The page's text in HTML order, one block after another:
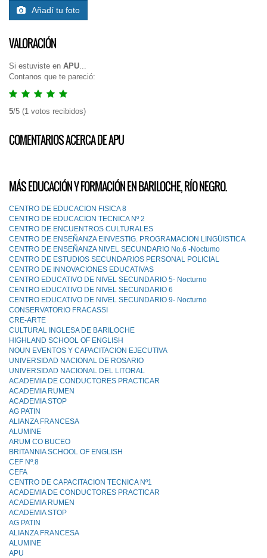
Añadí tu foto
VALORACIÓN
Si estuviste en APU...
Contanos que te pareció:
5/5 (1 votos recibidos)
COMENTARIOS ACERCA DE APU
MÁS EDUCACIÓN Y FORMACIÓN EN BARILOCHE, RÍO NEGRO.
CENTRO DE EDUCACION FISICA 8
CENTRO DE EDUCACION TECNICA Nº 2
CENTRO DE ENCUENTROS CULTURALES
CENTRO DE ENSEÑANZA EINVESTIG. PROGRAMACION LINGÜISTICA
CENTRO DE ENSEÑANZA NIVEL SECUNDARIO No.6 -Noctumo
CENTRO DE ESTUDIOS SECUNDARIOS PERSONAL POLICIAL
CENTRO DE INNOVACIONES EDUCATIVAS
CENTRO EDUCATIVO DE NIVEL SECUNDARIO 5- Nocturno
CENTRO EDUCATIVO DE NIVEL SECUNDARIO 6
CENTRO EDUCATIVO DE NIVEL SECUNDARIO 9- Nocturno
CONSERVATORIO FRACASSI
CRE-ARTE
CULTURAL INGLESA DE BARILOCHE
HIGHLAND SCHOOL OF ENGLISH
NOUN EVENTOS Y CAPACITACION EJECUTIVA
UNIVERSIDAD NACIONAL DE ROSARIO
UNIVERSIDAD NACIONAL DEL LITORAL
ACADEMIA DE CONDUCTORES PRACTICAR
ACADEMIA RUMEN
ACADEMIA STOP
AG PATIN
ALIANZA FRANCESA
ALUMINE
ARUM CO BUCEO
BRITANNIA SCHOOL OF ENGLISH
CEF Nº.8
CEFA
CENTRO DE CAPACITACION TECNICA Nº1
ACADEMIA DE CONDUCTORES PRACTICAR
ACADEMIA RUMEN
ACADEMIA STOP
AG PATIN
ALIANZA FRANCESA
ALUMINE
APU